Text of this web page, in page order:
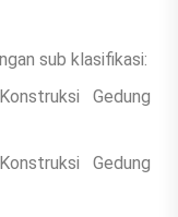
sub klasifikasi:
Gedung
Gedung